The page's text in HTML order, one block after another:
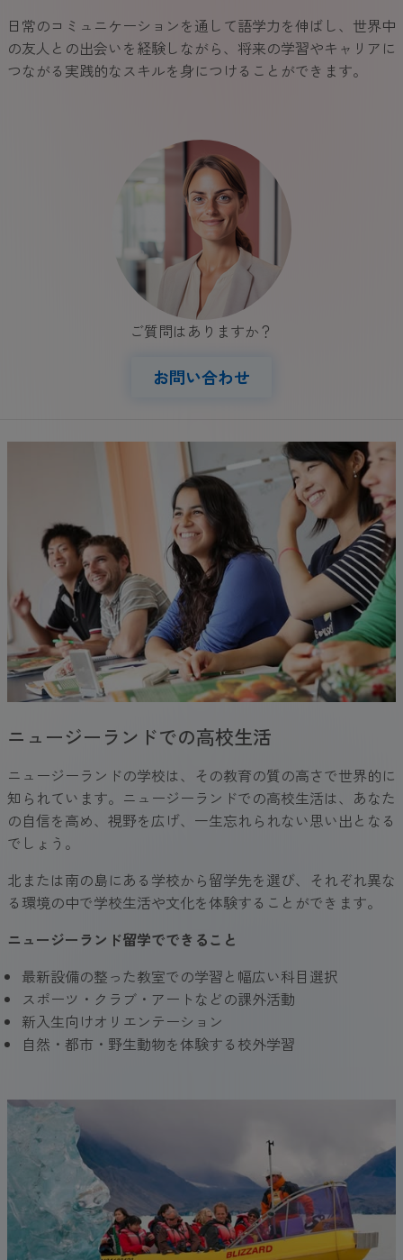
日常のコミュニケーションを通して語学力を伸ばし、世界中
の友人との出会いを経験しながら、将来の学習やキャリアに
つながる実践的なスキルを身につけることができます。
ご質問はありますか？
お問い合わせ
ニュージーランドでの高校生活
ニュージーランドの学校は、その教育の質の高さで世界的に
知られています。ニュージーランドでの高校生活は、あなた
の自信を高め、視野を広げ、一生忘れられない思い出となる
でしょう。
北または南の島にある学校から留学先を選び、それぞれ異な
る環境の中で学校生活や文化を体験することができます。
ニュージーランド留学でできること
最新設備の整った教室での学習と幅広い科目選択
スポーツ・クラブ・アートなどの課外活動
新入生向けオリエンテーション
自然・都市・野生動物を体験する校外学習